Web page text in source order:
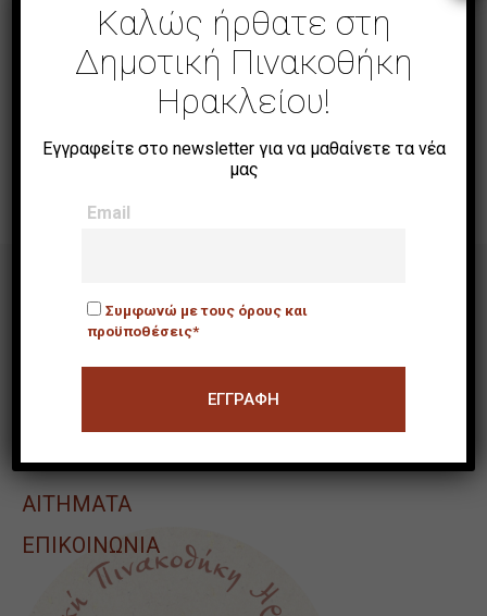
ΒΡΕΙΤΕ ΜΑΣ
Η ΠΙΝΑΚΟΘΗΚΗ
ΕΠΙΣΚΕΨΗ
ΑΙΤΉΜΑΤΑ
ΕΠΙΚΟΙΝΩΝΙΑ
Καλώς ήρθατε στη
Δημοτική Πινακοθήκη
Ηρακλείου!
Εγγραφείτε στο newsletter για να μαθαίνετε τα νέα
μας
Email
Συμφωνώ με τους όρους και
προϋποθέσεις*